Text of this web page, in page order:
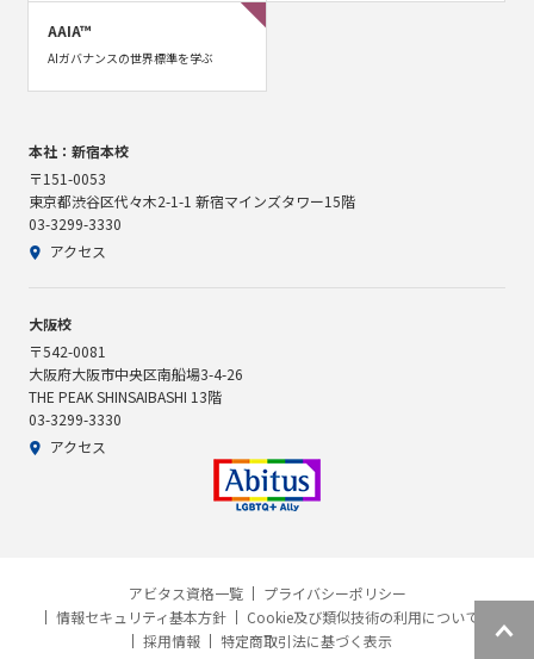
AAIA™
AIガバナンスの世界標準を学ぶ
本社：新宿本校
〒151-0053
東京都渋谷区代々木2-1-1 新宿マインズタワー15階
03-3299-3330
アクセス
大阪校
〒542-0081
大阪府大阪市中央区南船場3-4-26
THE PEAK SHINSAIBASHI 13階
03-3299-3330
アクセス
アビタス資格一覧
プライバシーポリシー
情報セキュリティ基本方針
Cookie及び類似技術の利用について
採用情報
特定商取引法に基づく表示